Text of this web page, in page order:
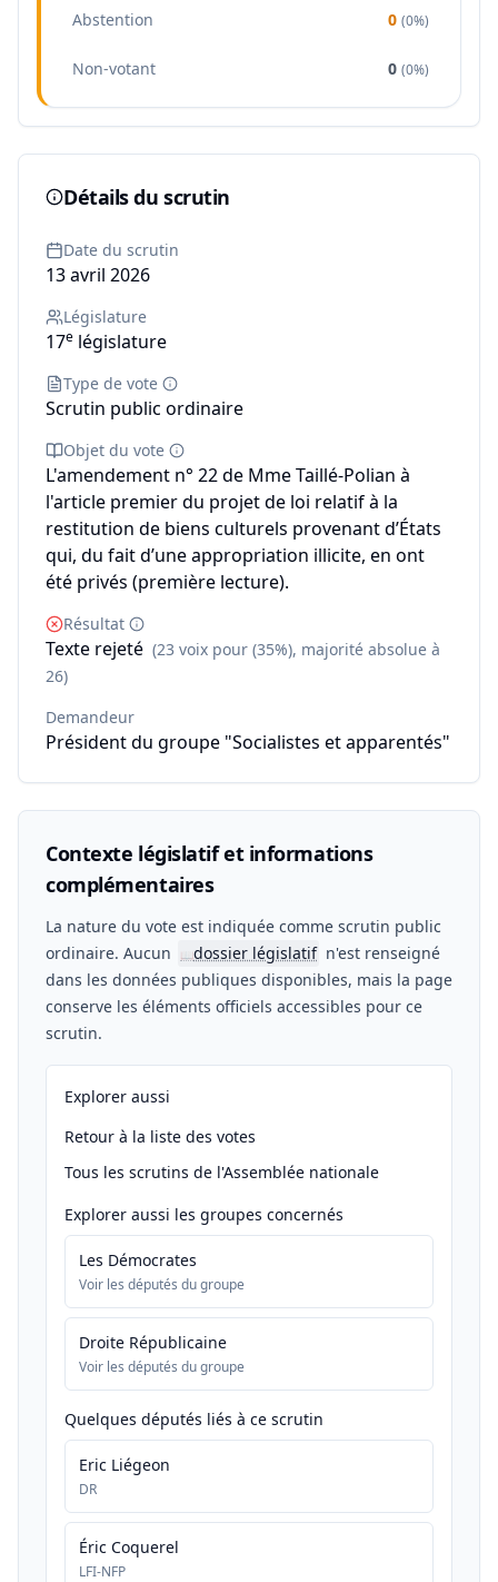
Abstention 0 (0%)
Non-votant 0 (0%)
Détails du scrutin
Date du scrutin
13 avril 2026
Législature
17e législature
Type de vote
Scrutin public ordinaire
Objet du vote
L'amendement n° 22 de Mme Taillé-Polian à
l'article premier du projet de loi relatif à la
restitution de biens culturels provenant d’États
qui, du fait d’une appropriation illicite, en ont
été privés (première lecture).
Résultat
Texte rejeté (23 voix pour (35%), majorité absolue à
26)
Demandeur
Président du groupe "Socialistes et apparentés"
Contexte législatif et informations
complémentaires
La nature du vote est indiquée comme scrutin public
ordinaire. Aucun
📖dossier législatif n'est renseigné
dans les données publiques disponibles, mais la page
conserve les éléments officiels accessibles pour ce
scrutin.
Explorer aussi
Retour à la liste des votes
Tous les scrutins de l'Assemblée nationale
Explorer aussi les groupes concernés
Les Démocrates
Voir les députés du groupe
Droite Républicaine
Voir les députés du groupe
Quelques députés liés à ce scrutin
Eric Liégeon
DR
Éric Coquerel
LFI-NFP